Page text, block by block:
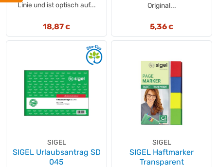
Linie und ist optisch auf...
18,87 €
Original...
5,36 €
SIGEL
SIGEL Urlaubsantrag SD
045
SIGEL
SIGEL Haftmarker
Transparent